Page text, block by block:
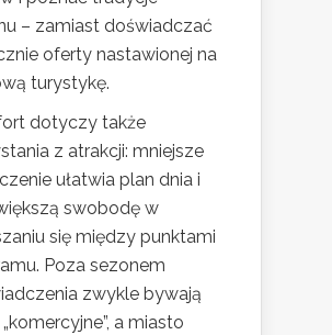
– zamiast doświadczać
oferty nastawionej na
turystykę.
dotyczy także
z atrakcji: mniejsze
ułatwia plan dnia i
swobodę w
się między punktami
Poza sezonem
zwykle bywają
a miasto